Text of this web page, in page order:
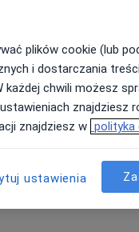
nie jest dostępne
profil
plików cookie (lub
i dostarczania
chwili możesz
znajdziesz
znajdziesz w polityka
ustawienia